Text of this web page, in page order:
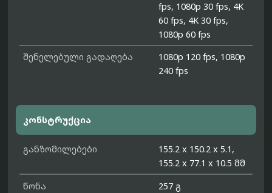
fps, 1080p 30 fps, 4K
60 fps, 4K 30 fps,
1080p 60 fps
შენელებული გადაღება
1080p 120 fps, 1080p
240 fps
კონსტრუქცია
განზომილებები
155.2 x 150.2 x 5.1,
155.2 x 77.1 x 10.5 მმ
წონა
257 გ